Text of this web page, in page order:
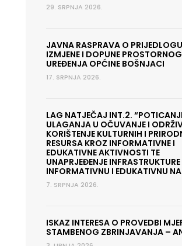
29. SRPNJA 2026.
JAVNA RASPRAVA O PRIJEDLOGU
IZMJENE I DOPUNE
UREĐENJA OPĆINE BOŠNJACI
17. SRPNJA 2026.
LAG NATJEČAJ INT.2.
ULAGANJA U OČUVANJE I
KORIŠTENJE KULTURNIH I
RESURSA KROZ INFORMATIVNE I
EDUKATIVNE AKTIVNOSTI TE
UNAPRJEĐENJE
INFORMATIVNU I EDUKATIVNU
7. SRPNJA 2026.
ISKAZ INTERESA O PROVEDBI
STAMBENOG ZBRINJAVANJA –